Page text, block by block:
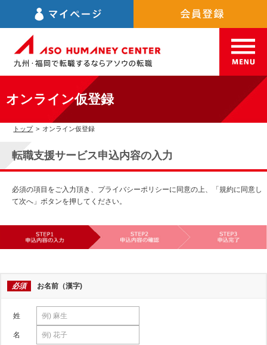
オンライン仮登録
トップ > オンライン仮登録
転職支援サービス申込内容の入力
必須の項目をご入力頂き、プライバシーポリシーに同意の上、「規約に同意し
て次へ」ボタンを押してください。
必須 お名前（漢字)
姓
名